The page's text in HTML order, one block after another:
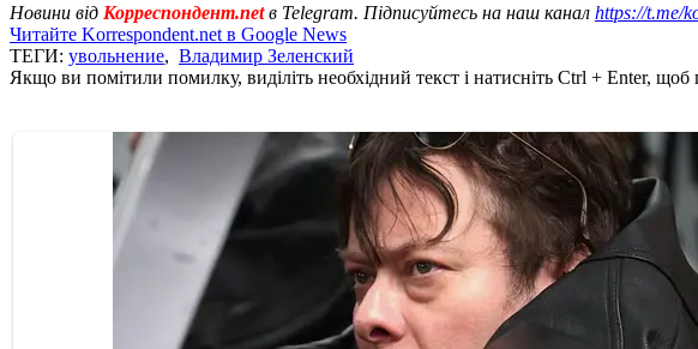
Новини від Корреспондент.netв Telegram. Підписуйтесь на наш канал https://t.me/
Читайте Korrespondent.net в Google News
ТЕГИ: увольнение, Владимир Зеленский
Якщо ви помітили помилку, виділіть необхідний текст і натисніть Ctrl + Enter,